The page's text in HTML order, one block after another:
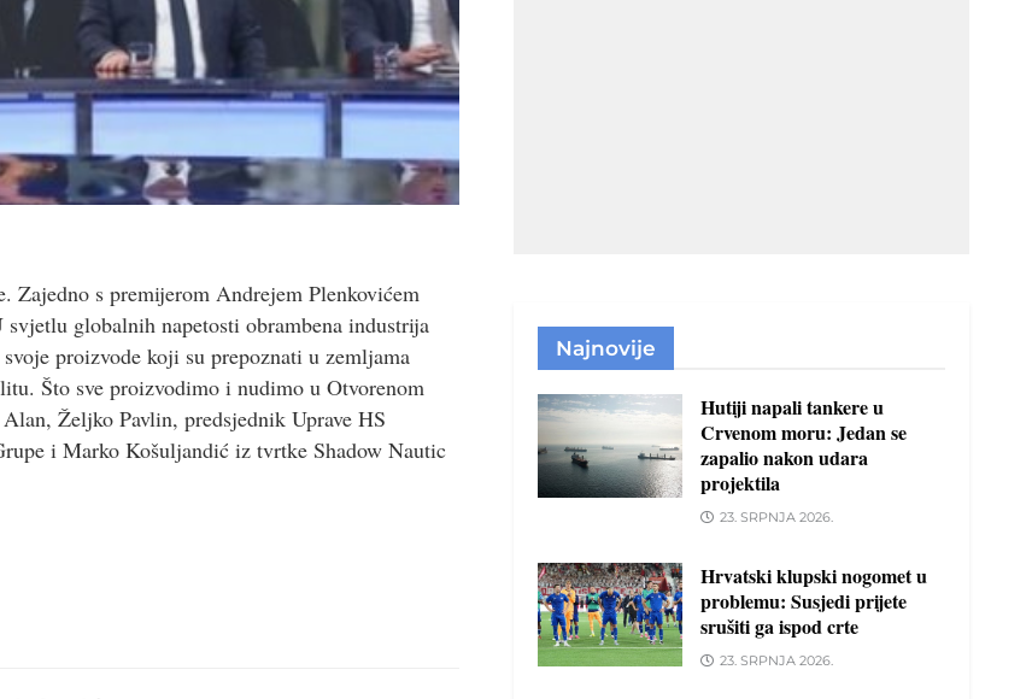
s premijerom Andrejem Plenkovićem
globalnih napetosti obrambena industrija
proizvode koji su prepoznati u zemljama
Što sve proizvodimo i nudimo u Otvorenom
Željko Pavlin, predsjednik Uprave HS
i Marko Košuljandić iz tvrtke Shadow Nautic
Najnovije
Hutiji napali tankere u
Crvenom moru: Jedan se
zapalio nakon udara
projektila
23. SRPNJA 2026.
Hrvatski klupski nogomet u
problemu: Susjedi prijete
srušiti ga ispod crte
23. SRPNJA 2026.